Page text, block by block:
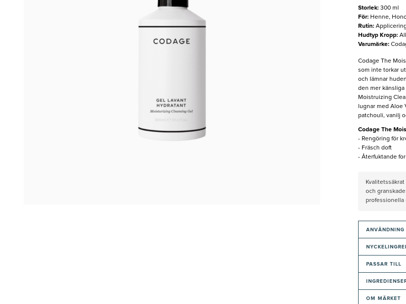
Storlek: 300 ml
För: Henne,
Rutin:
Hudtyp Kropp:
Varumärke:
Codage The
som inte torkar
och lämnar
den mer
Moistruizing
lugnar med Aloe
patchouli, vanilj
Codage The
- Rengöring för
- Fräsch doft
- Återfuktande
och
professionella
ANVÄNDNING
PASSAR TILL
OM MÄRKET